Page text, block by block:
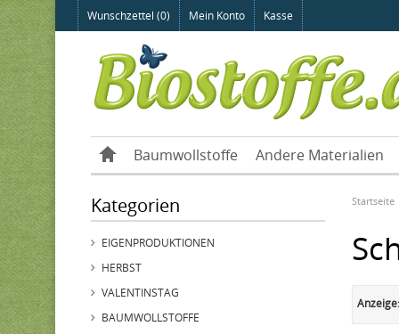
Wunschzettel (0) Mein Konto Kasse
Baumwollstoffe Andere Materialien
Kategorien
EIGENPRODUKTIONEN
HERBST
VALENTINSTAG
BAUMWOLLSTOFFE
Startseite
Anzeige: